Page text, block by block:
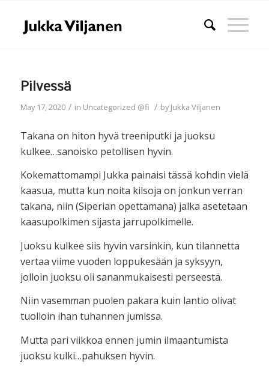
Pilvessä
May 17, 2020 / in Uncategorized @fi / byJukka Viljanen
Takana on hiton hyvä treeniputki ja juoksu
kulkee…sanoisko petollisen hyvin.
Kokemattomampi Jukka painaisi tässä kohdin vielä
kaasua, mutta kun noita kilsoja on jonkun verran
takana, niin (Siperian opettamana) jalka asetetaan
kaasupolkimen sijasta jarrupolkimelle.
Juoksu kulkee siis hyvin varsinkin, kun tilannetta
vertaa viime vuoden loppukesään ja syksyyn,
jolloin juoksu oli sananmukaisesti perseestä.
Niin vasemman puolen pakara kuin lantio olivat
tuolloin ihan tuhannen jumissa.
Mutta pari viikkoa ennen jumin ilmaantumista
juoksu kulki…pahuksen hyvin.